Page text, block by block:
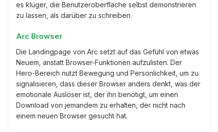
es klüger, die Benutzeroberfläche selbst demonstrieren
zu lassen, als darüber zu schreiben.
Arc Browser
Die Landingpage von Arc setzt auf das Gefühl von etwas
Neuem, anstatt Browser-Funktionen aufzulisten. Der
Hero-Bereich nutzt Bewegung und Persönlichkeit, um zu
signalisieren, dass dieser Browser anders denkt, was der
emotionale Auslöser ist, der ihn benötigt, um einen
Download von jemandem zu erhalten, der nicht nach
einem neuen Browser gesucht hat.